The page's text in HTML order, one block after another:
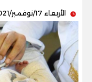
الأربعاء 17/نوفمبر/2021 - 05:26 م